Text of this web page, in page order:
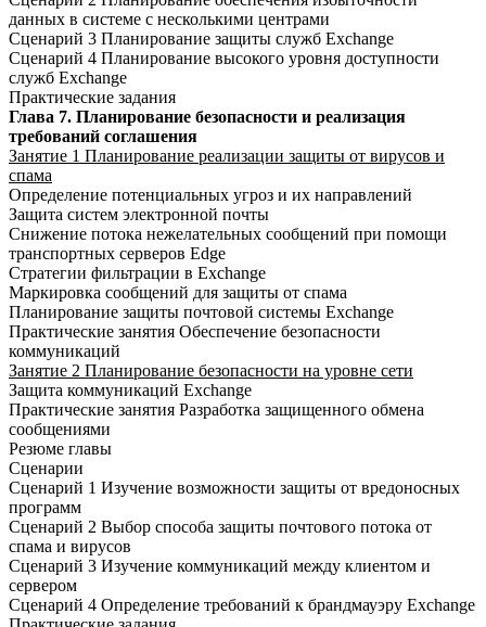
данных в системе с несколькими центрами
Сценарий 3 Планирование защиты служб Exchange
Сценарий 4 Планирование высокого уровня доступности
служб Exchange
Практические задания
Глава 7. Планирование безопасности и реализация
требований соглашения
Занятие 1 Планирование реализации защиты от вирусов и
спама
Определение потенциальных угроз и их направлений
Защита систем электронной почты
Снижение потока нежелательных сообщений при помощи
транспортных серверов Edge
Стратегии фильтрации в Exchange
Маркировка сообщений для защиты от спама
Планирование защиты почтовой системы Exchange
Практические занятия Обеспечение безопасности
коммуникаций
Занятие 2 Планирование безопасности на уровне сети
Защита коммуникаций Exchange
Практические занятия Разработка защищенного обмена
сообщениями
Резюме главы
Сценарии
Сценарий 1 Изучение возможности защиты от вредоносных
программ
Сценарий 2 Выбор способа защиты почтового потока от
спама и вирусов
Сценарий 3 Изучение коммуникаций между клиентом и
сервером
Сценарий 4 Определение требований к брандмауэру Exchange